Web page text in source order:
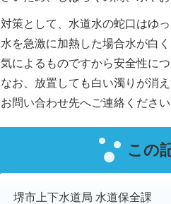
対策として、水道水の蛇口はゆ
水を急激に加熱した場合水が白
気によるものですから安全性に
なお、放置しても白い濁りが消
お問い合わせ先へご連絡ください
この
堺市上下水道局 水道保全課